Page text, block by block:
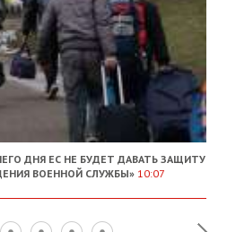
ДНЯ ЕС НЕ БУДЕТ ДАВАТЬ ЗАЩИТУ
ВОЕННОЙ СЛУЖБЫ» 10:07